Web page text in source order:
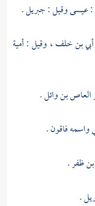
عيسىوقيل :جبريل.
أبي بن خلف ، وقيل :أمية
العاص بن وائل.
فاقون.
ظفر.
.